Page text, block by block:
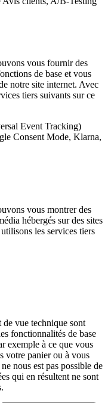
vous fournir des
de base et vous
notre site internet. Avec
tiers suivants sur ce
Event Tracking)
Consent Mode, Klarna,
vous montrer des
hébergés sur des sites
les services tiers
de vue technique sont
fonctionnalités de base
exemple à ce que vous
votre panier ou à vous
nous est pas possible de
qui en résultent ne sont